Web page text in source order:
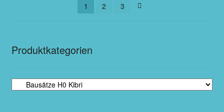
1 2 3
Produktkategorien